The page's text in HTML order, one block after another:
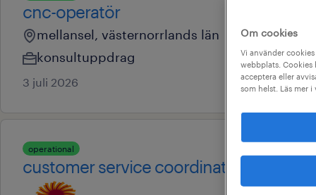
cnc-operatör
mellansel, västernorrlands län
konsultuppdrag
3 juli 2026
operational
customer service coordinator
Om cookies
Vi använder
webbplats. Cookies
acceptera eller
som helst. Läs mer i